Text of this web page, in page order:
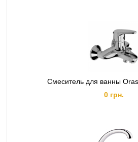
Смеситель для ванны
0 грн.